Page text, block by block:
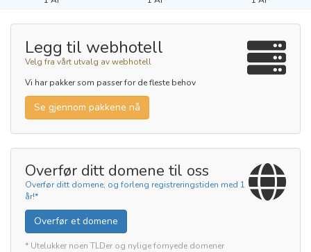
Legg til webhotell
Velg fra vårt utvalg av webhotell
Vi har pakker som passer for de fleste behov
Se gjennom pakkene nå
Overfør ditt domene til oss
Overfør ditt domene, og forleng registreringstiden med 1
år!*
Overfør et domene
* Utelukker noen TLDer og nylige fornyede domener